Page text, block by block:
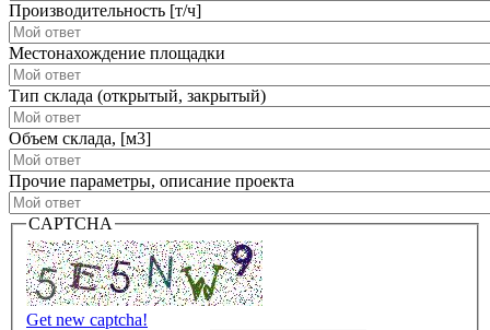
Производительность [т/ч]
Местонахождение площадки
Тип склада (открытый, закрытый)
Объем склада, [м3]
Прочие параметры, описание проекта
CAPTCHA
Get new captcha!